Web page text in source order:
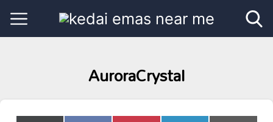
AuroraCrystal